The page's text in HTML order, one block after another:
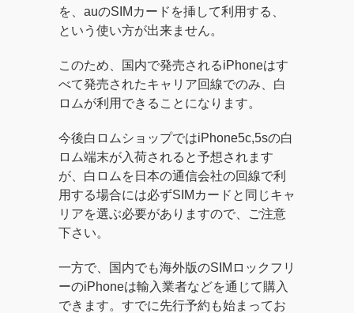
を、auのSIMカードを挿して利用する、
という使い方が出来ません。
このため、国内で発売されるiPhoneはす
べて発売されたキャリア回線でのみ、白
ロムが利用できることになります。
今後白ロムショップではiPhone5c,5sの白
ロム端末が入荷されると予想されます
が、白ロムを日本の通信会社の回線で利
用する場合には必ずSIMカードと同じキャ
リアを選ぶ必要がありますので、ご注意
下さい。
一方で、国内でも海外版のSIMロックフリ
ーのiPhoneは輸入業者などを通じて購入
できます。すでに先行予約も始まってお